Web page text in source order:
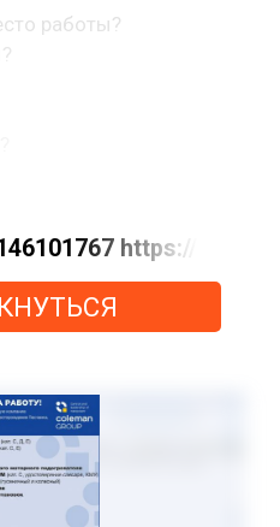
работы?
https://